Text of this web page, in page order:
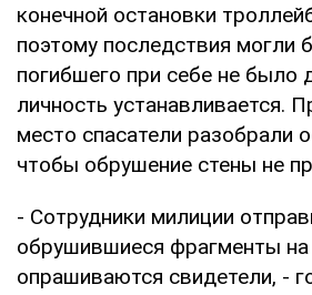
конечной остановки
поэтому последствия могли
погибшего при себе не было
личность устанавливается.
место спасатели разобрали
чтобы обрушение стены не
- Сотрудники милиции
обрушившиеся фрагменты на
опрашиваются свидетели, -